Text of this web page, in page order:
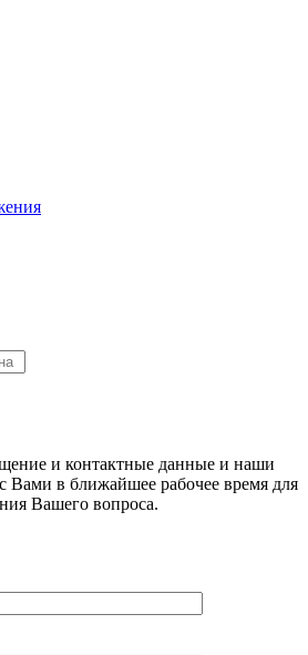
и контактные данные и наши
Вами в ближайшее рабочее время для
Вашего вопроса.